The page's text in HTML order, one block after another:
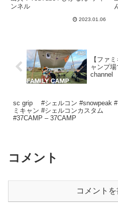
プ飯 #朝ご飯 – ひかるん⭐︎
ンネル
2023.01.06
【ファ
ャンプ
channel
sc grip #シェルコン #snowpeak #
ミキャン #シェルコンカスタム
#37CAMP – 37CAMP
コメント
コメント